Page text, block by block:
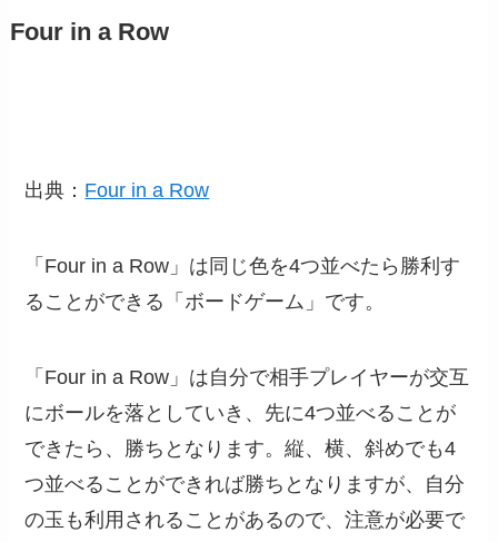
Four in a Row
出典： Four in a Row
「Four in a Row」は同じ色を4つ並べたら勝利す
ることができる「ボードゲーム」です。
「Four in a Row」は自分で相手プレイヤーが交互
にボールを落としていき、先に4つ並べることが
できたら、勝ちとなります。縦、横、斜めでも4
つ並べることができれば勝ちとなりますが、自分
の玉も利用されることがあるので、注意が必要で